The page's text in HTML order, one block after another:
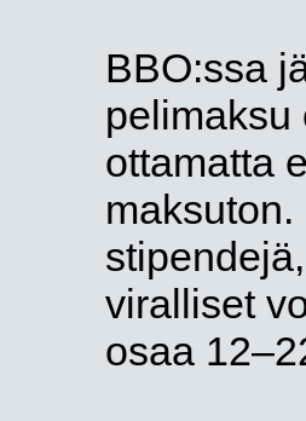
BBO:ssa
pelimaksu
ottamatta
viralliset
osaa